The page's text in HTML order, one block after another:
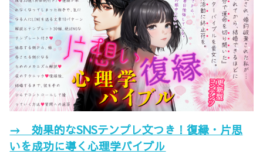
→ 効果的なSNSテンプレ文つき！復縁・片思
いを成功に導く心理学バイブル